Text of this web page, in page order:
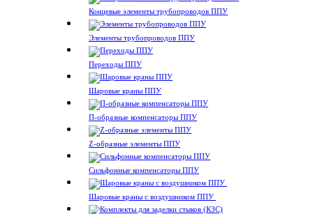
Концевые элементы трубопроводов ППУ
Элементы трубопроводов ППУ
Переходы ППУ
Шаровые краны ППУ
П-образные компенсаторы ППУ
Z-образные элементы ППУ
Сильфонные компенсаторы ППУ
Шаровые краны с воздушником ППУ